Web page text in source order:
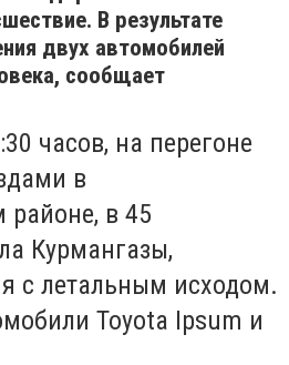
В результате
двух автомобилей
сообщает
часов, на перегоне
в
районе, в 45
Курмангазы,
с летальным исходом.
Toyota Ipsum и